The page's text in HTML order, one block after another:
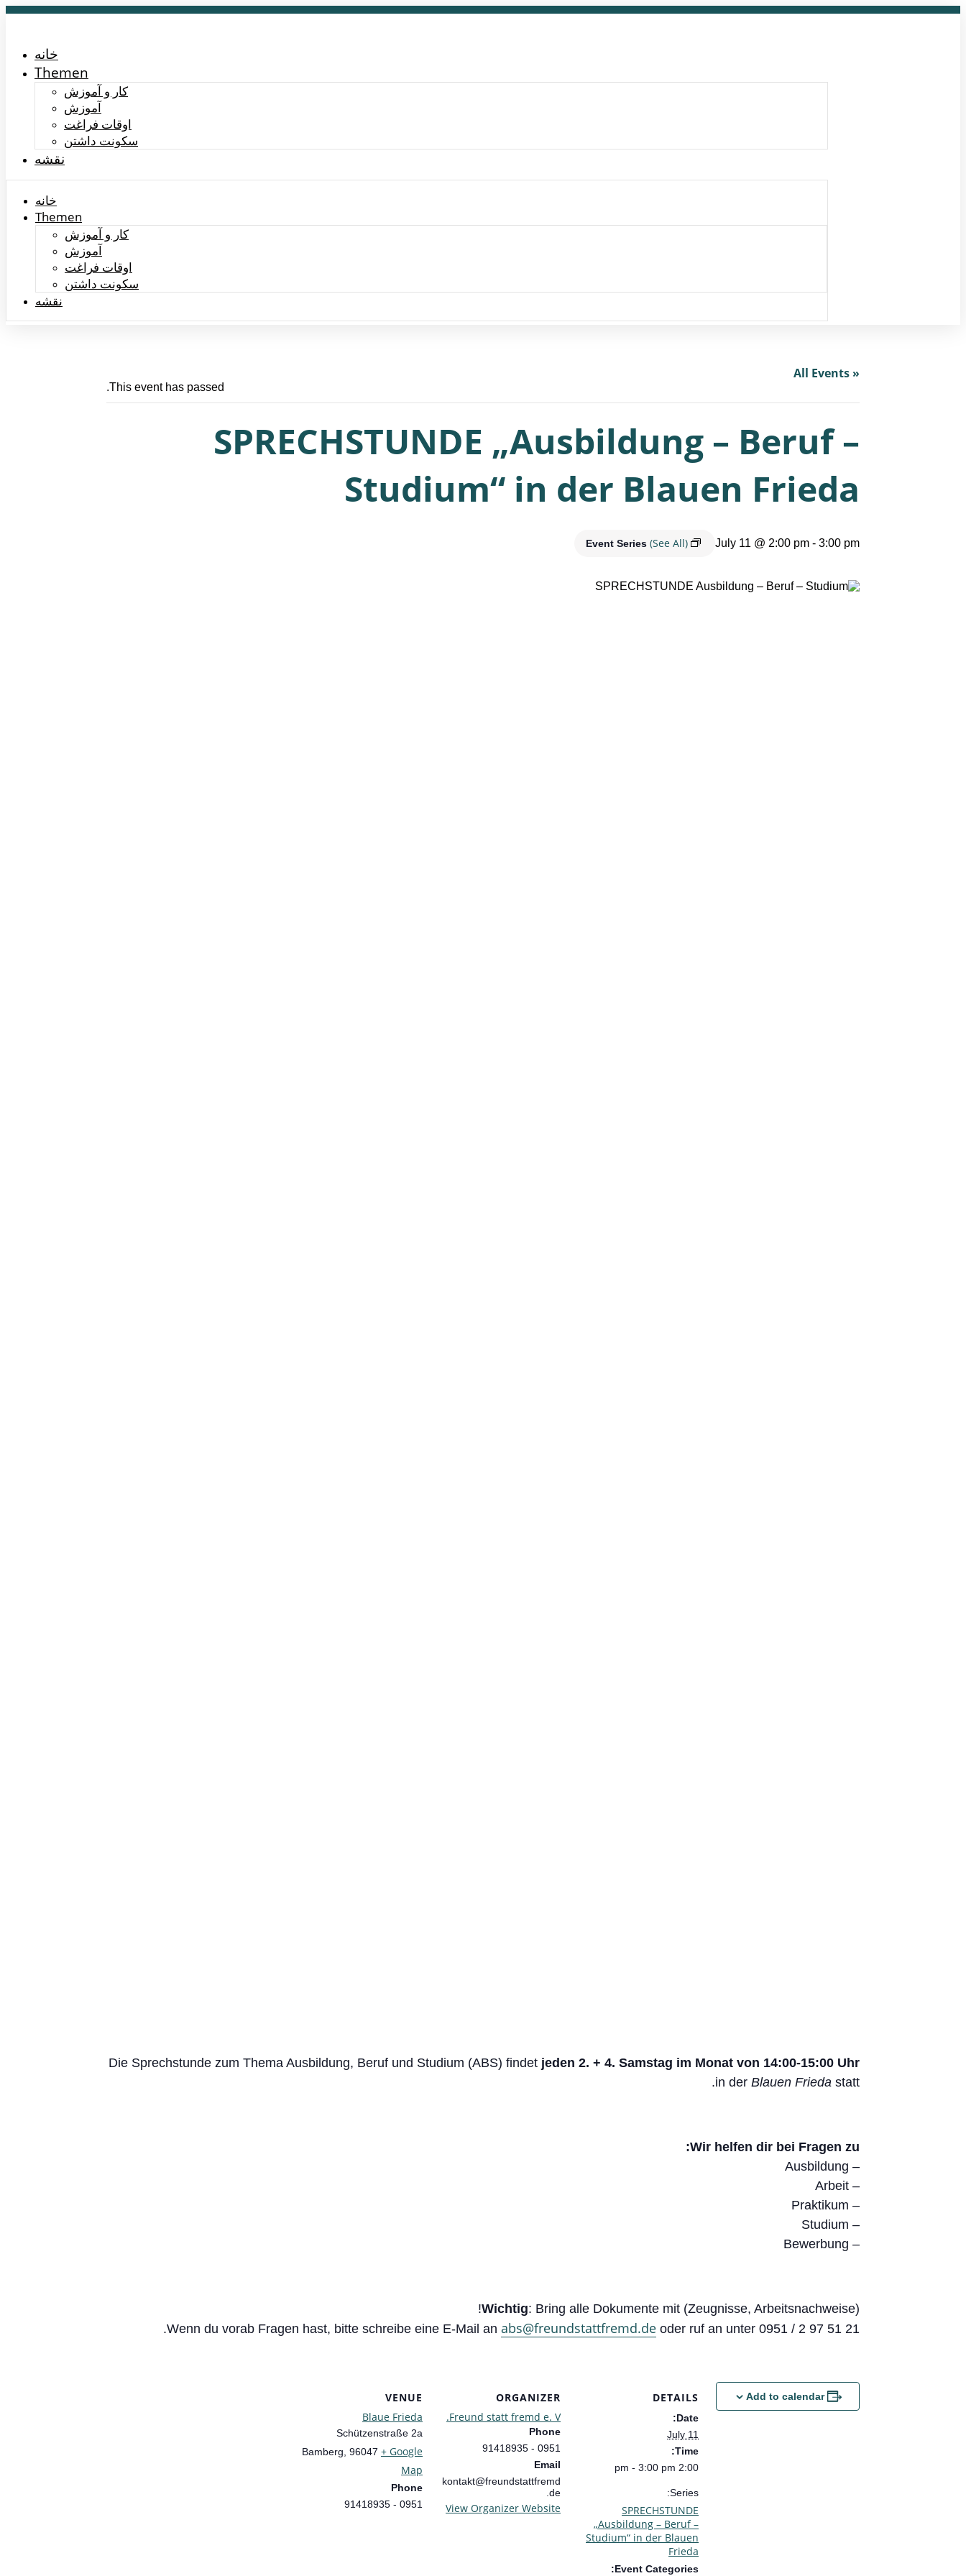
خانه
Themen
کار و آموزش
آموزش
اوقات فراغت
سکونت داشتن
نقشه
خانه
Themen
کار و آموزش
آموزش
اوقات فراغت
سکونت داشتن
نقشه
« All Events
This event has passed.
SPRECHSTUNDE „Ausbildung – Beruf –
Studium“ in der Blauen Frieda
July 11 @ 2:00 pm - 3:00 pm
Event Series (See All)
Die Sprechstunde zum Thema Ausbildung, Beruf und Studium (ABS) findet jeden 2. + 4. Samstag im Monat von 14:00-15:00 Uhr
in der Blauen Frieda statt.
Wir helfen dir bei Fragen zu:
– Ausbildung
– Arbeit
– Praktikum
– Studium
– Bewerbung
Wichtig: Bring alle Dokumente mit (Zeugnisse, Arbeitsnachweise)!
Wenn du vorab Fragen hast, bitte schreibe eine E-Mail an abs@freundstattfremd.de oder ruf an unter 0951 / 2 97 51 21.
Add to calendar
DETAILS
Date:
July 11
Time:
2:00 pm - 3:00 pm
Series:
SPRECHSTUNDE
„Ausbildung – Beruf –
Studium“ in der Blauen
Frieda
Event Categories:
ORGANIZER
Freund statt fremd e. V.
Phone
0951 - 91418935
Email
kontakt@freundstattfremd
.de
View Organizer Website
VENUE
Blaue Frieda
Schützenstraße 2a
Bamberg 96047 + Google
Map
Phone
0951 - 91418935